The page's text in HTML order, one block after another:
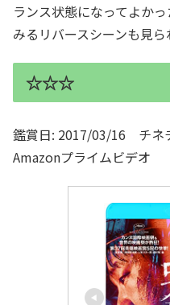
ランス状態になってよか
みるリバースシーンも見
☆☆☆
鑑賞日: 2017/03/16 チネ
Amazonプライムビデオ